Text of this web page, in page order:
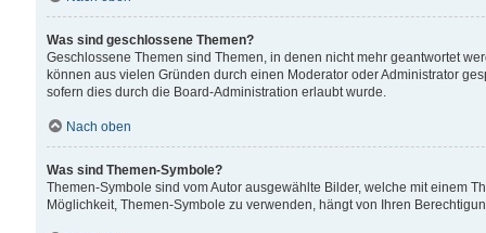
Was sind geschlossene Themen?
Geschlossene Themen sind Themen, in denen nicht mehr geantwortet
können aus vielen Gründen durch einen Moderator oder Administrator
sofern dies durch die Board-Administration erlaubt wurde.
Nach oben
Was sind Themen-Symbole?
Themen-Symbole sind vom Autor ausgewählte Bilder, welche mit einem
Möglichkeit, Themen-Symbole zu verwenden, hängt von Ihren